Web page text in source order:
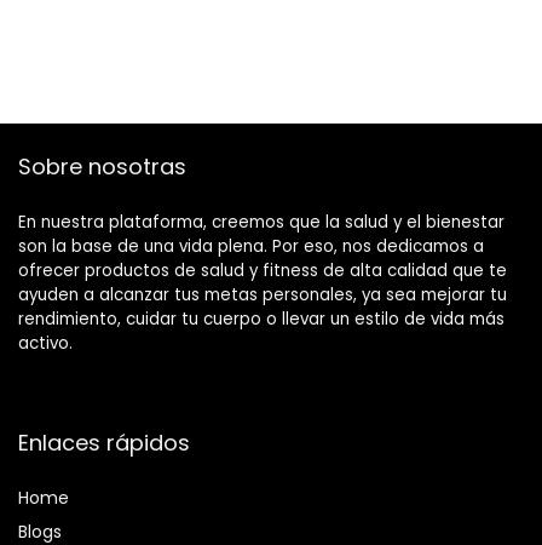
Sobre nosotras
En nuestra plataforma, creemos que la salud y el bienestar
son la base de una vida plena. Por eso, nos dedicamos a
ofrecer productos de salud y fitness de alta calidad que te
ayuden a alcanzar tus metas personales, ya sea mejorar tu
rendimiento, cuidar tu cuerpo o llevar un estilo de vida más
activo.
Enlaces rápidos
Home
Blogs